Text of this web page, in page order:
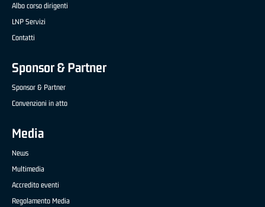
Albo corso dirigenti
LNP Servizi
Contatti
Sponsor & Partner
Sponsor & Partner
Convenzioni in atto
Media
News
Multimedia
Accredito eventi
Regolamento Media